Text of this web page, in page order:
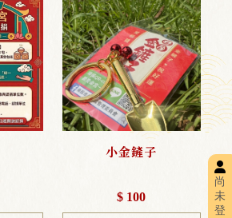
尚
未
登
小金鏟子
$ 100